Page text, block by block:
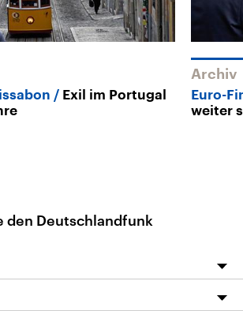
Exil im Portugal
Archiv
Euro-
weiter
den Deutschlandfunk